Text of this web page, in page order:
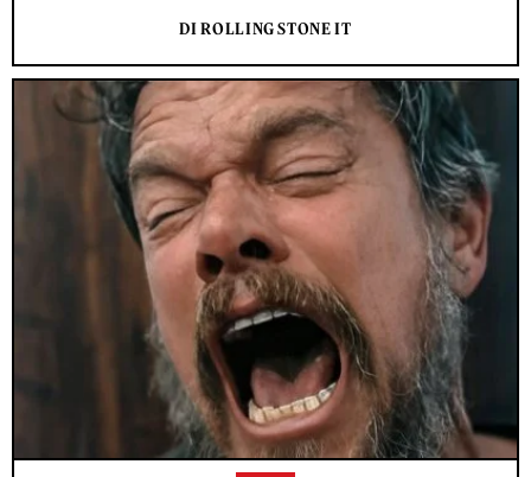
DI ROLLING STONE IT